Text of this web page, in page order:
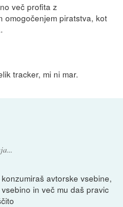
več profita z
omogočenjem piratstva, kot
tracker, mi ni mar.
avtorske vsebine,
in več mu daš pravic